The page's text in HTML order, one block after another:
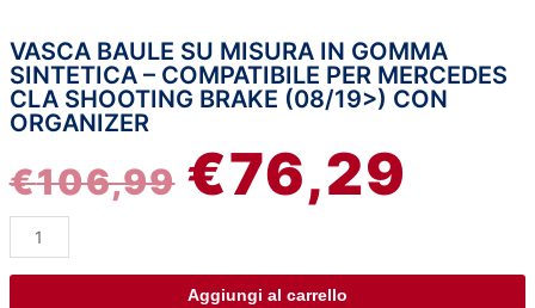
VASCA BAULE SU MISURA IN GOMMA
SINTETICA – COMPATIBILE PER MERCEDES
CLA SHOOTING BRAKE (08/19>) CON
ORGANIZER
€106,99
IL
PREZZO
ORIGINALE
€106,99.
€76,29
IL
Vasca
baule
su
misura
gomma
sintetica
compatibile
Aggiungi al carrello